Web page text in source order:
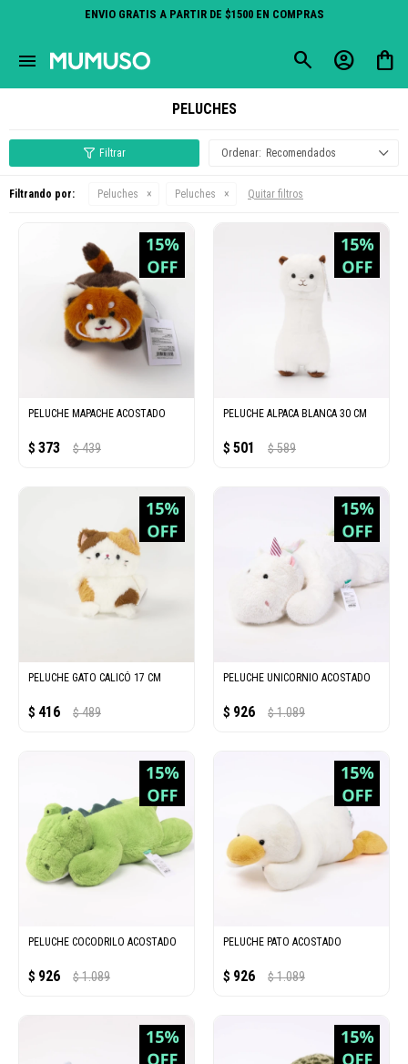
ENVIO GRATIS A PARTIR DE $1500 EN COMPRAS
menu
PELUCHES
Recomendados
Filtrando por: Peluches Peluches Quitar filtros
PELUCHE MAPACHE ACOSTADO
$ 373 $ 439
PELUCHE ALPACA BLANCA 30 CM
$ 501 $ 589
PELUCHE GATO CALICÓ 17 CM
$ 416 $ 489
PELUCHE UNICORNIO ACOSTADO
$ 926 $ 1.089
PELUCHE COCODRILO ACOSTADO
$ 926 $ 1.089
PELUCHE PATO ACOSTADO
$ 926 $ 1.089
close